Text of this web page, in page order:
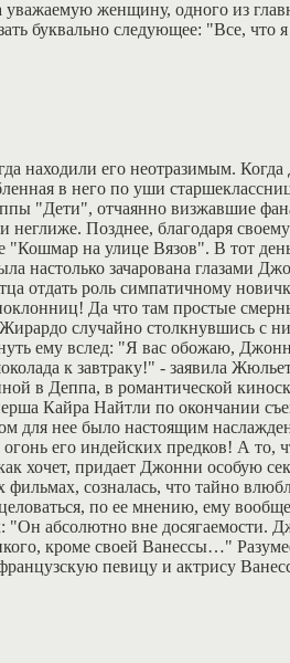
уважаемую женщину, одного из
буквально следующее: "Все, что
находили его неотразимым.
в него по уши
"Дети", отчаянно визжавшие
Позднее, благодаря
на улице Вязов". В тот
настолько зачарована глазами
отдать роль симпатичному
Да что там простые
случайно столкнувшись с
ему вслед: "Я вас обожаю,
к завтраку!" - заявила
в Деппа, в романтической
Кайра Найтли по окончании
для нее было настоящим
его индейских предков! А то,
хочет, придает Джонни особую
созналась, что тайно
по ее мнению, ему
"Он абсолютно вне досягаемости.
кроме своей Ванессы…"
певицу и актрису